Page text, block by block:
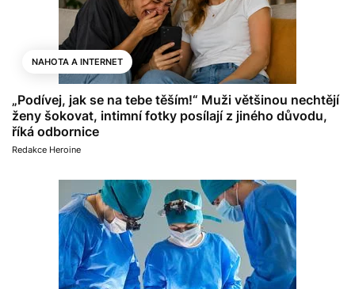
NAHOTA A INTERNET
„Podívej, jak se na tebe těším!“ Muži většinou nechtějí
ženy šokovat, intimní fotky posílají z jiného důvodu,
říká odbornice
Redakce Heroine